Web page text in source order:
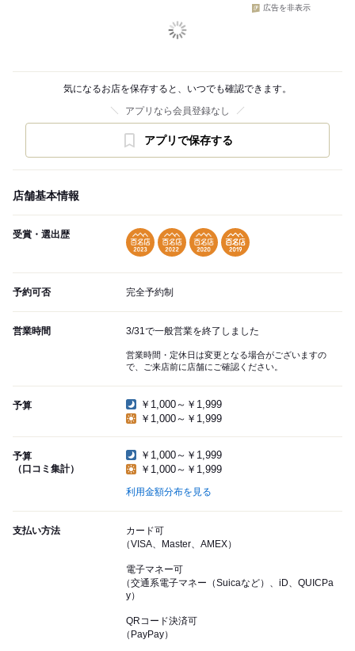
広告を非表示
気になるお店を保存すると、いつでも確認できます。
アプリなら会員登録なし
アプリで保存する
店舗基本情報
受賞・選出歴
予約可否 完全予約制
営業時間 3/31で一般営業を終了しました
営業時間・定休日は変更となる場合がございますの
で、ご来店前に店舗にご確認ください。
予算
￥1,000～￥1,999
￥1,000～￥1,999
予算
（口コミ集計）
￥1,000～￥1,999
￥1,000～￥1,999
利用金額分布を見る
支払い方法
カード可
（VISA、Master、AMEX）
電子マネー可
（交通系電子マネー（Suicaなど）、iD、QUICPa
y）
QRコード決済可
（PayPay）